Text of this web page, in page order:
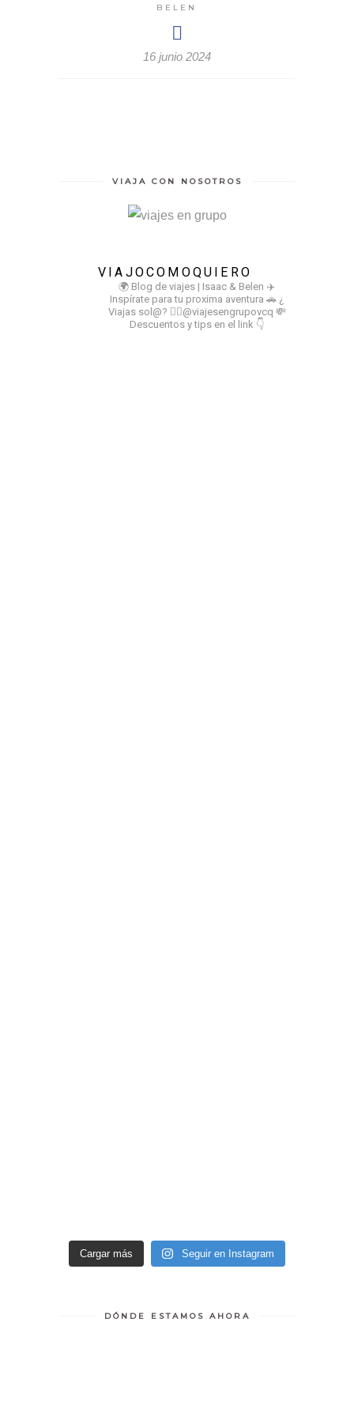
BELEN
16 junio 2024
VIAJA CON NOSOTROS
VIAJOCOMOQUIERO
🌍 Blog de viajes | Isaac & Belen ✈️
Inspírate para tu proxima aventura 🚗 ¿
Viajas sol@? 👉🏻@viajesengrupovcq 💸
Descuentos y tips en el link 👇
Cargar más Seguir en Instagram
DÓNDE ESTAMOS AHORA